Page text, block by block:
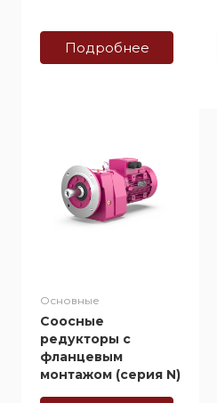
Подробнее
Основные
Соосные
редукторы c
фланцевым
монтажом (серия N)